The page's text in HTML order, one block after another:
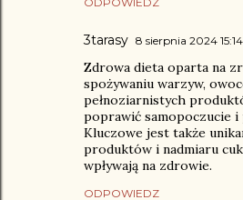
3tarasy 8 sierpnia 2024 15:14
Zdrowa dieta oparta na
spożywaniu warzyw,
pełnoziarnistych
poprawić samopoczucie
Kluczowe jest także
produktów i nadmiaru
wpływają na zdrowie.
ODPOWIEDZ